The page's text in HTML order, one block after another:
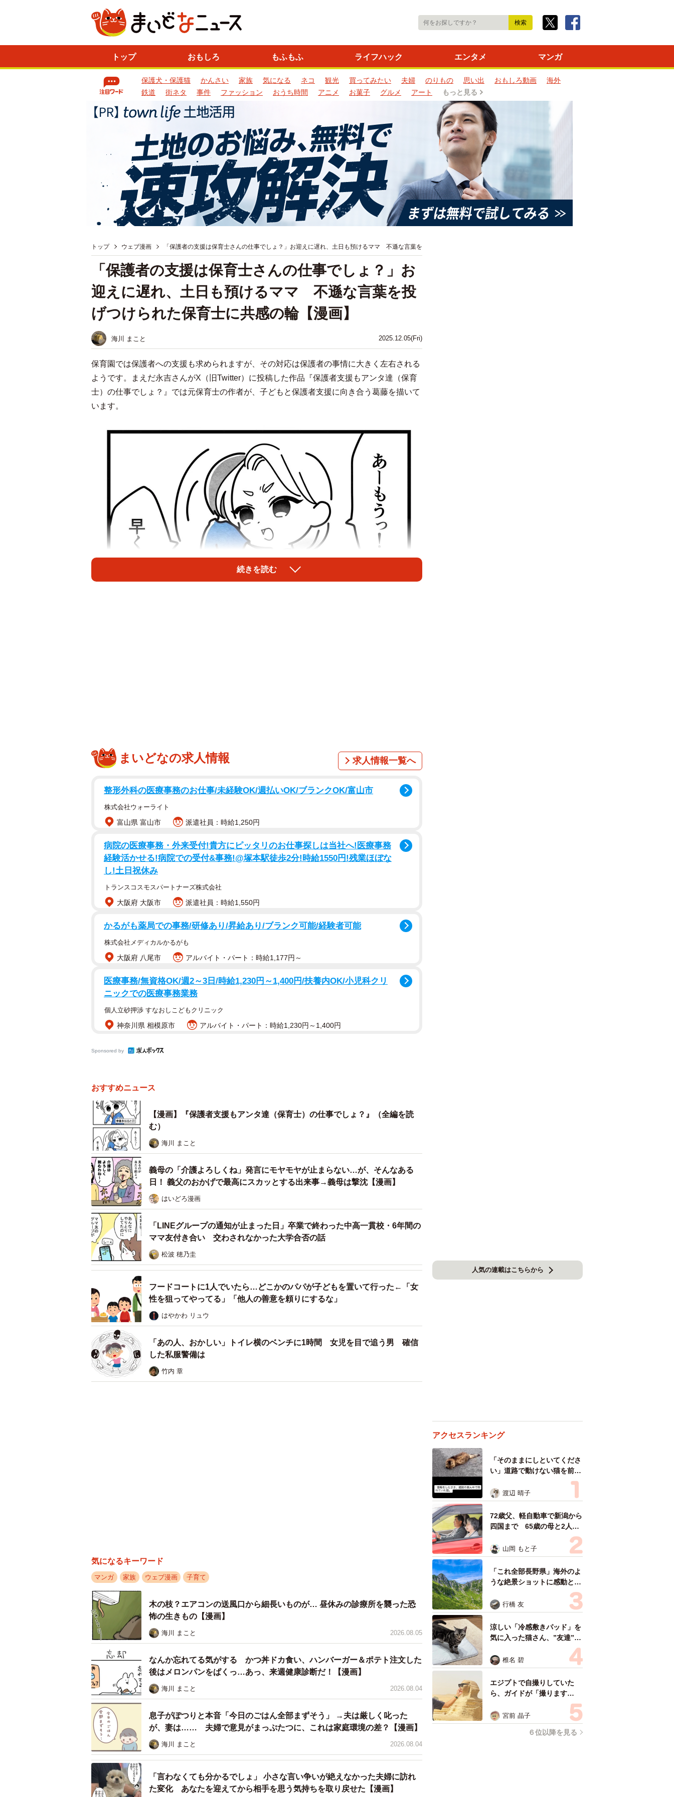
トップ おもしろ もふもふ ライフハック エンタメ マンガ
保護犬・保護猫 かんさい 家族 気になる ネコ 観光 買ってみたい 夫婦 のりもの 思い出 おもしろ動画
海外
鉄道
街ネタ 事件 ファッション おうち時間 アニメ お菓子 グルメ アート もっと見る
トップ ウェブ漫画 「保護者の支援は保育士さんの仕事でしょ？」お迎えに遅れ、土日も預けるママ 不遜な言葉を
2025.12.05(Fri)
「保護者の支援は保育士さんの仕事でしょ？」お
迎えに遅れ、土日も預けるママ 不遜な言葉を投
げつけられた保育士に共感の輪【漫画】
海川 まこと
保育園では保護者への支援も求められますが、その対応は保護者の事情に大きく左右される
ようです。まえだ永吉さんがX（旧Twitter）に投稿した作品『保護者支援もアンタ達（保育
士）の仕事でしょ？』では元保育士の作者が、子どもと保護者支援に向き合う葛藤を描いて
います。
はるとが散歩に行く靴を今日も忘れたものの、あいかは反省する様子もない（まえだ永吉さん提供）
保育士が「7時前に開けることは難しい」と伝えると、あいかは「私も仕事の準備で忙しい
んです！忙しい保護者の支援は保育士さんの仕事じゃないんですか～？」と悪びれる様子も
なく言い放ち、立ち去りました。
保育時間を過ぎても連絡すら入れないあいか（まえだ永吉さん提供）
はるとの帳面には『今日のお迎えは19時』と書かれていましたが、あいかはたいてい遅れて
到着します。ときどき土日も預けるうえ父親の姿をほとんど見ないため、保育士たちははる
とを心配していました。
どうやらあいかはエステサロンで勤務しており、はるとの父はブラック企業に勤めているよ
はるとの父はあいかより子どもに向き合っているようだ（まえだ永吉さん提供）
あいかは仕事に熱心とはいえ、保育士から見ると子どもに十分に向き合っていないように感
じられました。そんななか、保育士たちははるとの帳面に「土ようと日よう保育おねがいし
ます！」との記入を見つけます。
続きを読む
まいどなの求人情報 求人情報一覧へ
整形外科の医療事務のお仕事/未経験OK/週払いOK/ブランクOK/富山市
株式会社ウォーライト
富山県 富山市 派遣社員：時給1,250円
病院の医療事務・外来受付!貴方にピッタリのお仕事探しは当社へ!医療事務
経験活かせる!病院での受付&事務!@塚本駅徒歩2分!時給1550円!残業ほぼな
し!土日祝休み
トランスコスモスパートナーズ株式会社
大阪府 大阪市 派遣社員：時給1,550円
かるがも薬局での事務/研修あり/昇給あり/ブランク可能/経験者可能
株式会社メディカルかるがも
大阪府 八尾市 アルバイト・パート：時給1,177円～
医療事務/無資格OK/週2～3日/時給1,230円～1,400円/扶養内OK/小児科クリ
ニックでの医療事務業務
個人立砂押渉 すなおしこどもクリニック
神奈川県 相模原市 アルバイト・パート：時給1,230円～1,400円
Sponsored by
おすすめニュース
【漫画】『保護者支援もアンタ達（保育士）の仕事でしょ？』（全編を読
む）
海川 まこと
義母の「介護よろしくね」発言にモヤモヤが止まらない…が、そんなある
日！ 義父のおかげで最高にスカッとする出来事→義母は撃沈【漫画】
はいどろ漫画
「LINEグループの通知が止まった日」卒業で終わった中高一貫校・6年間の
ママ友付き合い 交わされなかった大学合否の話
松波 穂乃圭
フードコートに1人でいたら…どこかのパパが子どもを置いて行った←「女
性を狙ってやってる」「他人の善意を頼りにするな」
はやかわ リュウ
「あの人、おかしい」トイレ横のベンチに1時間 女児を目で追う男 確信
した私服警備は
竹内 章
気になるキーワード
マンガ 家族 ウェブ漫画 子育て
木の枝？エアコンの送風口から細長いものが… 昼休みの診療所を襲った恐
怖の生きもの【漫画】
海川 まこと 2026.08.05
なんか忘れてる気がする かつ丼ドカ食い、ハンバーガー＆ポテト注文した
後はメロンパンをぱくっ…あっ、来週健康診断だ！【漫画】
海川 まこと 2026.08.04
息子がぽつりと本音「今日のごはん全部まずそう」 →夫は厳しく叱った
が、妻は…… 夫婦で意見がまっぷたつに、これは家庭環境の差？【漫画】
海川 まこと 2026.08.04
「言わなくても分かるでしょ」 小さな言い争いが絶えなかった夫婦に訪れ
た変化 あなたを迎えてから相手を思う気持ちを取り戻せた【漫画】
人気の連載はこちらから
アクセスランキング
「そのままにしといてくださ
い」道路で動けない猫を前に
返された一言… 懸命に生き
ようとした4日間 「命の重
さはみんな同じ」保護団体代
表の訴え
渡辺 晴子
72歳父、軽自動車で新潟から
四国まで 65歳の母と2人で
3泊4日の旅 パーキングの休
憩まで分刻み… 「大学生で
も組まねえよ！」
山岡 もと子
「これ全部長野県」海外のよ
うな絶景ショットに感動と反
響「離れてからいいところだ
ったんだって気づいた」
行橋 友
涼しい「冷感敷きパッド」を
気に入った猫さん、”友達”を
ヨイショヨイショとご招待、
毛づくろいでおもてなし
椎名 碧
エジプトで自撮りしていた
ら、ガイドが「撮ります
よ！」→ノリノリでポーズを
取っていたら……スマホを返
してもらえない 「日本人は
カモ代表かも」「私は6時間
宮前 晶子
６位以降を見る